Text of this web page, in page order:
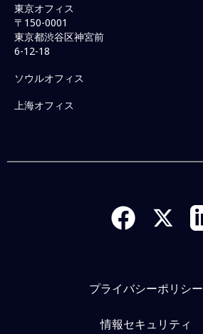
東京オフィス
〒150-0001
東京都渋谷区神宮前
6-12-18
ソウルオフィス
上海オフィス
プライバシーポリシー
情報セキュリティ